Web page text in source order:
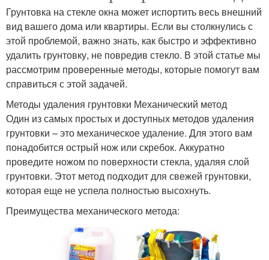
Грунтовка на стекле окна может испортить весь внешний
вид вашего дома или квартиры. Если вы столкнулись с
этой проблемой, важно знать, как быстро и эффективно
удалить грунтовку, не повредив стекло. В этой статье мы
рассмотрим проверенные методы, которые помогут вам
справиться с этой задачей.
Методы удаления грунтовки Механический метод
Один из самых простых и доступных методов удаления
грунтовки – это механическое удаление. Для этого вам
понадобится острый нож или скребок. Аккуратно
проведите ножом по поверхности стекла, удаляя слой
грунтовки. Этот метод подходит для свежей грунтовки,
которая еще не успела полностью высохнуть.
Преимущества механического метода: